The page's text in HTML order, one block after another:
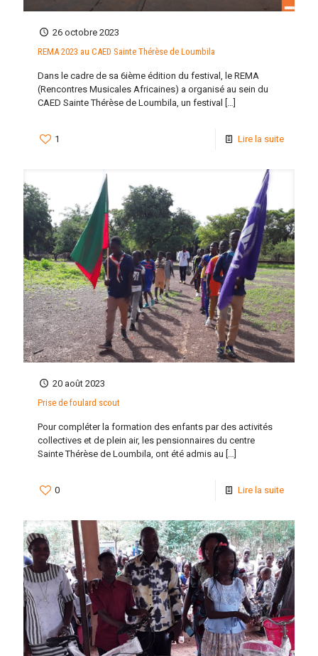
26 octobre 2023
REMA 2023 au CAED Sainte Thérèse de Loumbila
Dans le cadre de sa 6ième édition du festival, le REMA
(Rencontres Musicales Africaines) a organisé au sein du
CAED Sainte Thérèse de Loumbila, un festival
[…]
1 Lire la suite
20 août 2023
Prise de foulard scout
Pour compléter la formation des enfants par des activités
collectives et de plein air, les pensionnaires du centre
Sainte Thérèse de Loumbila, ont été admis au […]
0 Lire la suite